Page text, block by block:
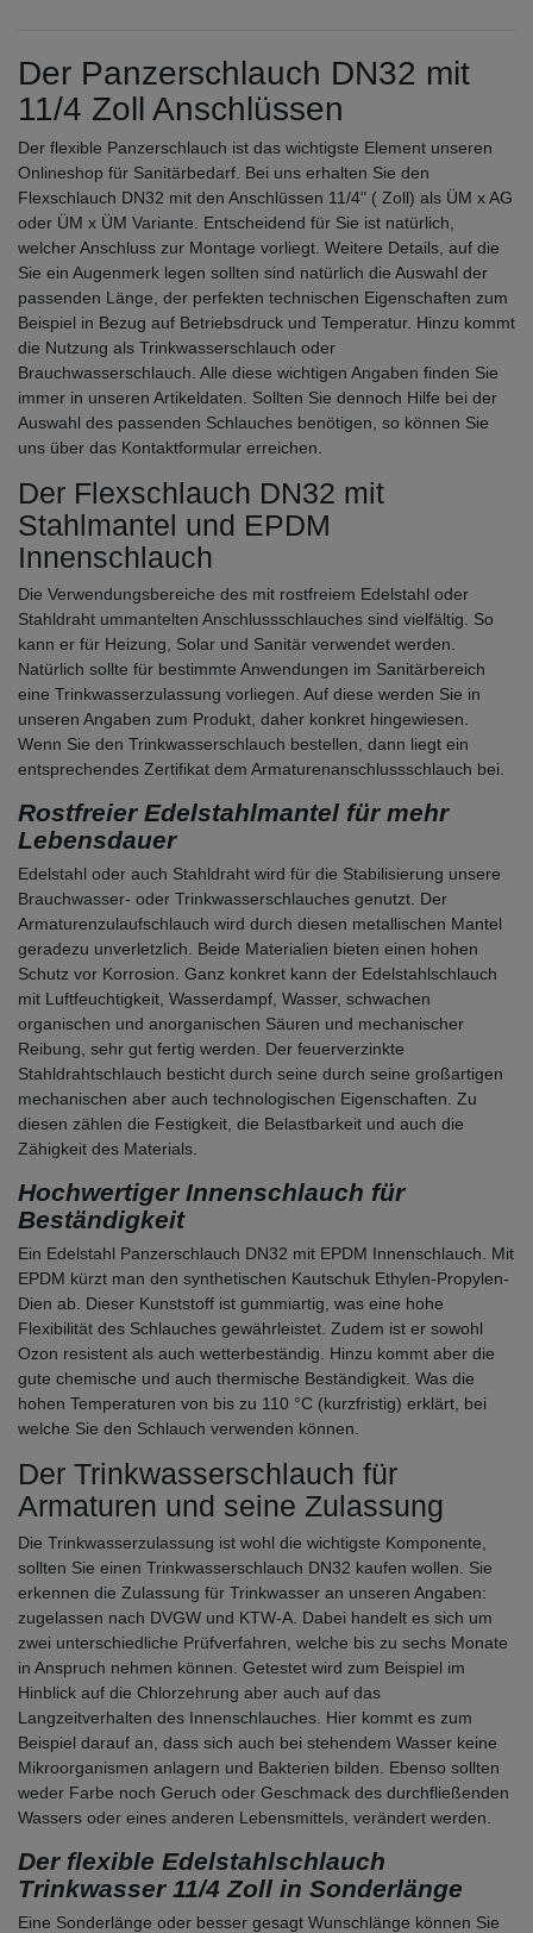
Der Panzerschlauch DN32 mit
11/4 Zoll Anschlüssen
Der flexible Panzerschlauch ist das wichtigste Element unseren
Onlineshop für Sanitärbedarf. Bei uns erhalten Sie den
Flexschlauch DN32 mit den Anschlüssen 11/4" ( Zoll) als ÜM x AG
oder ÜM x ÜM Variante. Entscheidend für Sie ist natürlich,
welcher Anschluss zur Montage vorliegt. Weitere Details, auf die
Sie ein Augenmerk legen sollten sind natürlich die Auswahl der
passenden Länge, der perfekten technischen Eigenschaften zum
Beispiel in Bezug auf Betriebsdruck und Temperatur. Hinzu kommt
die Nutzung als Trinkwasserschlauch oder
Brauchwasserschlauch. Alle diese wichtigen Angaben finden Sie
immer in unseren Artikeldaten. Sollten Sie dennoch Hilfe bei der
Auswahl des passenden Schlauches benötigen, so können Sie
uns über das Kontaktformular erreichen.
Der Flexschlauch DN32 mit
Stahlmantel und EPDM
Innenschlauch
Die Verwendungsbereiche des mit rostfreiem Edelstahl oder
Stahldraht ummantelten Anschlussschlauches sind vielfältig. So
kann er für Heizung, Solar und Sanitär verwendet werden.
Natürlich sollte für bestimmte Anwendungen im Sanitärbereich
eine Trinkwasserzulassung vorliegen. Auf diese werden Sie in
unseren Angaben zum Produkt, daher konkret hingewiesen.
Wenn Sie den Trinkwasserschlauch bestellen, dann liegt ein
entsprechendes Zertifikat dem Armaturenanschlussschlauch bei.
Rostfreier Edelstahlmantel für mehr
Lebensdauer
Edelstahl oder auch Stahldraht wird für die Stabilisierung unsere
Brauchwasser- oder Trinkwasserschlauches genutzt. Der
Armaturenzulaufschlauch wird durch diesen metallischen Mantel
geradezu unverletzlich. Beide Materialien bieten einen hohen
Schutz vor Korrosion. Ganz konkret kann der Edelstahlschlauch
mit Luftfeuchtigkeit, Wasserdampf, Wasser, schwachen
organischen und anorganischen Säuren und mechanischer
Reibung, sehr gut fertig werden. Der feuerverzinkte
Stahldrahtschlauch besticht durch seine durch seine großartigen
mechanischen aber auch technologischen Eigenschaften. Zu
diesen zählen die Festigkeit, die Belastbarkeit und auch die
Zähigkeit des Materials.
Hochwertiger Innenschlauch für
Beständigkeit
Ein Edelstahl Panzerschlauch DN32 mit EPDM Innenschlauch. Mit
EPDM kürzt man den synthetischen Kautschuk Ethylen-Propylen-
Dien ab. Dieser Kunststoff ist gummiartig, was eine hohe
Flexibilität des Schlauches gewährleistet. Zudem ist er sowohl
Ozon resistent als auch wetterbeständig. Hinzu kommt aber die
gute chemische und auch thermische Beständigkeit. Was die
hohen Temperaturen von bis zu 110 °C (kurzfristig) erklärt, bei
welche Sie den Schlauch verwenden können.
Der Trinkwasserschlauch für
Armaturen und seine Zulassung
Die Trinkwasserzulassung ist wohl die wichtigste Komponente,
sollten Sie einen Trinkwasserschlauch DN32 kaufen wollen. Sie
erkennen die Zulassung für Trinkwasser an unseren Angaben:
zugelassen nach DVGW und KTW-A. Dabei handelt es sich um
zwei unterschiedliche Prüfverfahren, welche bis zu sechs Monate
in Anspruch nehmen können. Getestet wird zum Beispiel im
Hinblick auf die Chlorzehrung aber auch auf das
Langzeitverhalten des Innenschlauches. Hier kommt es zum
Beispiel darauf an, dass sich auch bei stehendem Wasser keine
Mikroorganismen anlagern und Bakterien bilden. Ebenso sollten
weder Farbe noch Geruch oder Geschmack des durchfließenden
Wassers oder eines anderen Lebensmittels, verändert werden.
Der flexible Edelstahlschlauch
Trinkwasser 11/4 Zoll in Sonderlänge
Eine Sonderlänge oder besser gesagt Wunschlänge können Sie